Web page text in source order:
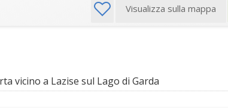
Visualizza sulla mappa
vicino a Lazise sul Lago di Garda